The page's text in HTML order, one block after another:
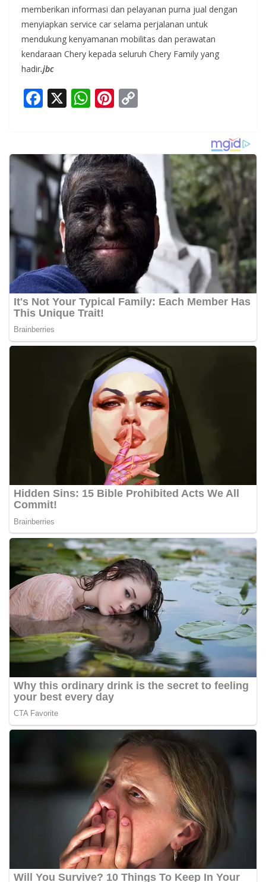
memberikan informasi dan pelayanan purna jual dengan
menyiapkan service car selama perjalanan untuk
mendukung kenyamanan mobilitas dan perawatan
kendaraan Chery kepada seluruh Chery Family yang
hadir.jbc
F
ac
b
o
o
k
X W
h
s
A
p
p
Pi
nt
e
st
y
Li
n
k